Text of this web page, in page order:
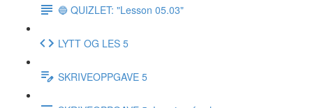
🔵 QUIZLET: "Lesson 05.03"
LYTT OG LES 5
SKRIVEOPPGAVE 5